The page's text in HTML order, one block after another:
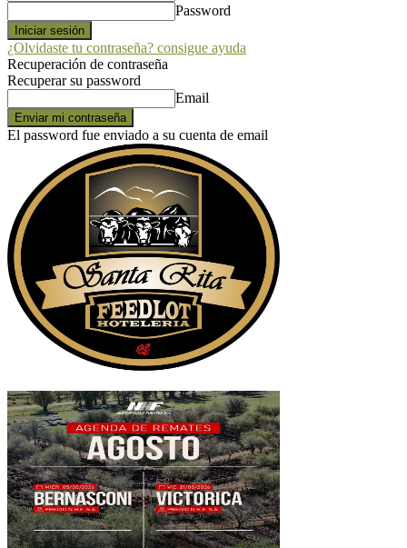
Password
¿Olvidaste tu contraseña? consigue ayuda
Recuperación de contraseña
Recuperar su password
Email
El password fue enviado a su cuenta de email